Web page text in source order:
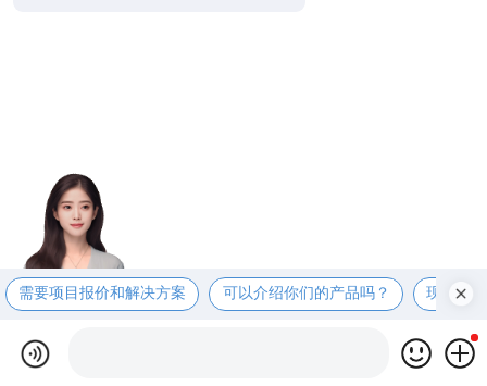
需要项目报价和解决方案 可以介绍你们的产品吗？ 现在有